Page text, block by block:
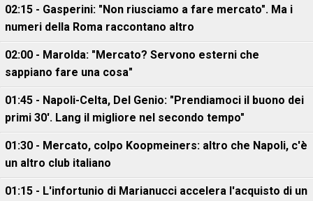
02:15 - Gasperini: "Non riusciamo a fare mercato". Ma i
numeri della Roma raccontano altro
02:00 - Marolda: "Mercato? Servono esterni che
sappiano fare una cosa"
01:45 - Napoli-Celta, Del Genio: "Prendiamoci il buono dei
primi 30'. Lang il migliore nel secondo tempo"
01:30 - Mercato, colpo Koopmeiners: altro che Napoli, c'è
un altro club italiano
01:15 - L'infortunio di Marianucci accelera l'acquisto di un